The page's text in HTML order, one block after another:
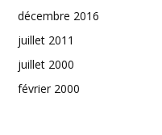
décembre 2016
juillet 2011
juillet 2000
février 2000